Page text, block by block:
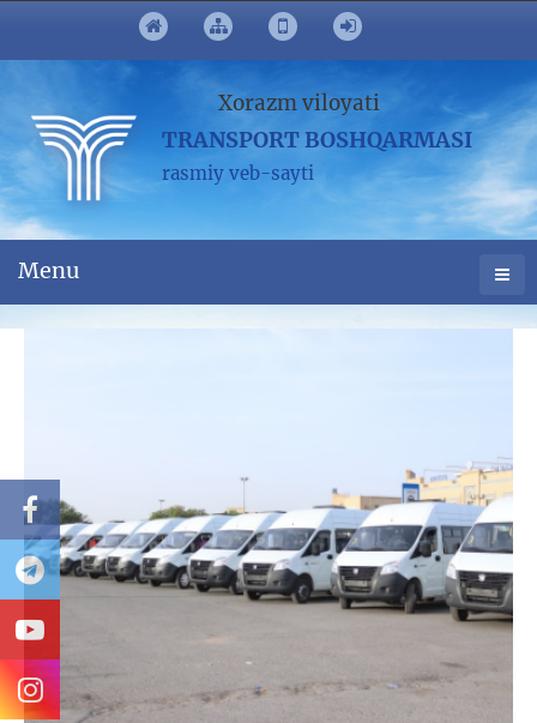
Xorazm viloyati
TRANSPORT BOSHQARMASI
rasmiy veb-sayti
Menu